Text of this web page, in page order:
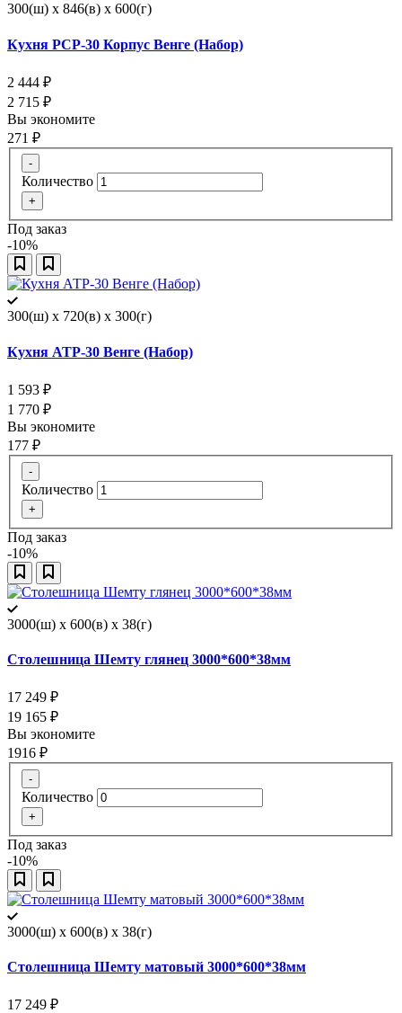
300(ш) x 846(в) x 600(г)
Кухня РСР-30 Корпус Венге (Набор)
2 444 ₽
2 715 ₽
Вы экономите
271 ₽
-
Количество
+
Под заказ
-10%
300(ш) x 720(в) x 300(г)
Кухня АТР-30 Венге (Набор)
1 593 ₽
1 770 ₽
Вы экономите
177 ₽
-
Количество
+
Под заказ
-10%
3000(ш) x 600(в) x 38(г)
Столешница Шемту глянец 3000*600*38мм
17 249 ₽
19 165 ₽
Вы экономите
1916 ₽
-
Количество
+
Под заказ
-10%
3000(ш) x 600(в) x 38(г)
Столешница Шемту матовый 3000*600*38мм
17 249 ₽